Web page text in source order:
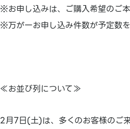
※お申し込みは、ご購入希望のご
※万が一お申し込み件数が予定数
≪お並び列について≫
2月7日(土)は、多くのお客様のご